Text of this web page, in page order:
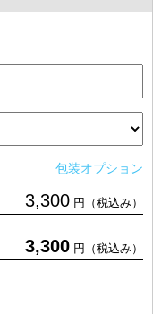
包装オプション
3,300 円（税込み）
3,300 円（税込み）